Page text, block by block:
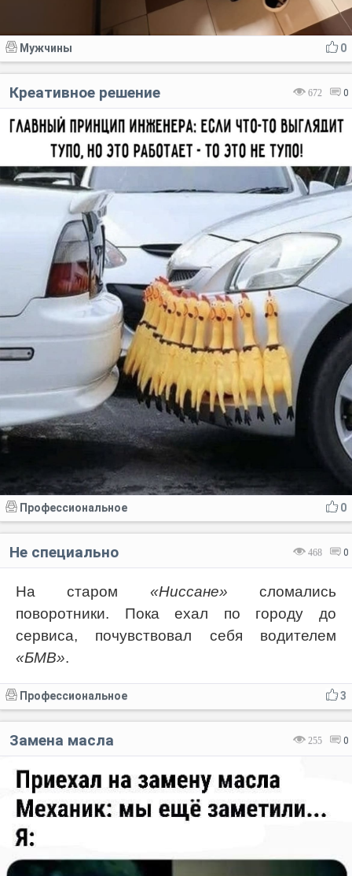
0
Мужчины
672 0
Креативное решение
0
Профессиональное
468 0
Не специально
На старом «Ниссане» сломались
поворотники. Пока ехал по городу до
сервиса, почувствовал себя водителем
«БМВ».
3
Профессиональное
255 0
Замена масла